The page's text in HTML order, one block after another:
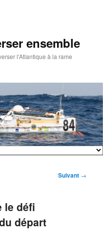
ensemble
l'Atlantique à la rame
Suivant →
le défi
départ